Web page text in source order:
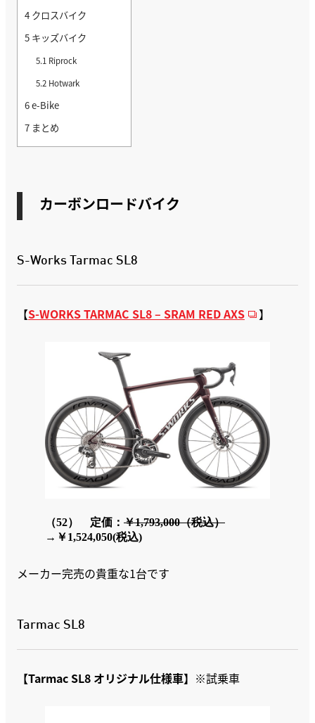
4 クロスバイク
5 キッズバイク
5.1 Riprock
5.2 Hotwark
6e-Bike
7 まとめ
カーボンロードバイク
S-Works Tarmac SL8
【S-WORKS TARMAC SL8 – SRAM RED AXS 】
（52） 定価： ￥1,793,000（税込）
→ ￥1,524,050(税込)
メーカー完売の貴重な1台です
Tarmac SL8
【Tarmac SL8 オリジナル仕様車】 ※試乗車